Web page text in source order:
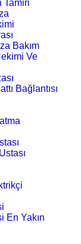
Tamiri
Bakım
Ve
Bağlantısı
En Yakın